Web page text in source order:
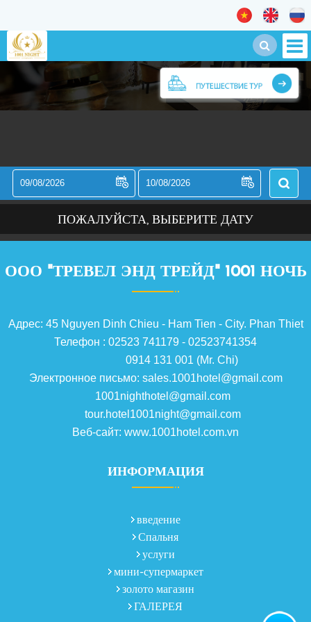
ПОЖАЛУЙСТА, ВЫБЕРИТЕ ДАТУ
ООО "ТРЕВЕЛ ЭНД ТРЕЙД" 1001 НОЧЬ
Адрес: 45 Nguyen Dinh Chieu - Ham Tien - City. Phan Thiet
Телефон : 02523 741179 - 02523741354
0914 131 001 (Mr. Chi)
Электронное письмо: sales.1001hotel@gmail.com
1001nighthotel@gmail.com
tour.hotel1001night@gmail.com
Веб-сайт: www.1001hotel.com.vn
ИНФОРМАЦИЯ
введение
Спальня
услуги
мини-супермаркет
золото магазин
ГАЛЕРЕЯ